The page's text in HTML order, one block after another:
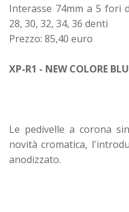
Interasse 74mm a 5 fori
28, 30, 32, 34, 36 denti
Prezzo: 85,40 euro
XP-R1 - NEW COLORE BLU
Le pedivelle a corona
novità cromatica,
anodizzato.